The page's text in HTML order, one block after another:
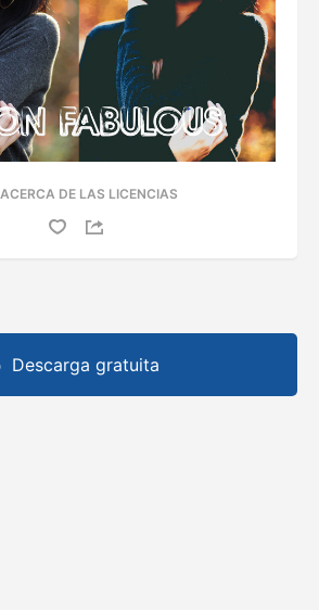
ACERCA DE LAS LICENCIAS
Descarga gratuita